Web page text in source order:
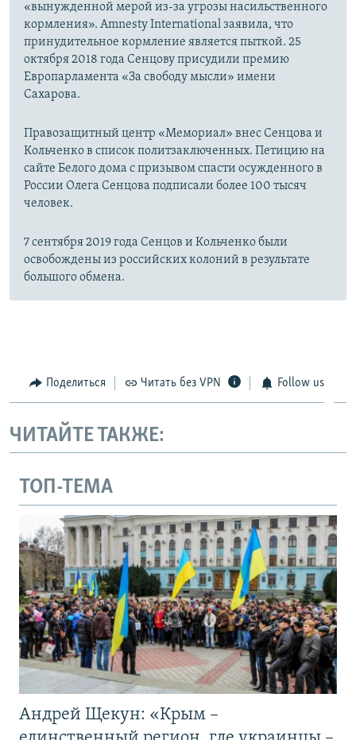
«вынужденной мерой из-за угрозы насильственного
кормления». Amnesty International заявила, что
принудительное кормление является пыткой. ​25
октября 2018 года Сенцову присудили премию
Европарламента «За свободу мысли» имени
Сахарова.
Правозащитный центр «Мемориал» внес Сенцова и
Кольченко в список политзаключенных. Петицию на
сайте Белого дома с призывом спасти осужденного в
России Олега Сенцова подписали более 100 тысяч
человек.
7 сентября 2019 года Сенцов и Кольченко были
освобождены из российских колоний в результате
большого обмена.
Поделиться Читать без VPN Follow us
ЧИТАЙТЕ ТАКЖЕ:
ТОП-ТЕМА
Андрей Щекун: «Крым –